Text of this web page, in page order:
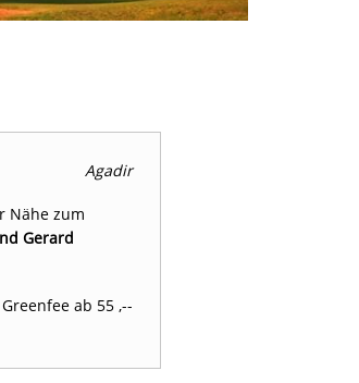
Agadir
Nähe zum
Gerard
Greenfee ab 55 ,--